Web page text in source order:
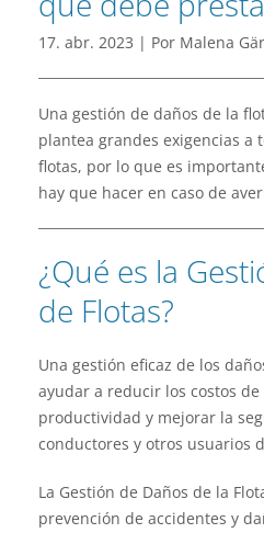
17. abr. 2023 | Por Malena
Una gestión de daños de la
plantea grandes exigencias a
flotas, por lo que es
hay que hacer en caso de
¿Qué es la
de Flotas?
Una gestión eficaz de los
ayudar a reducir los costos
productividad y mejorar la
conductores y otros usuarios
La Gestión de Daños de la
prevención de accidentes y